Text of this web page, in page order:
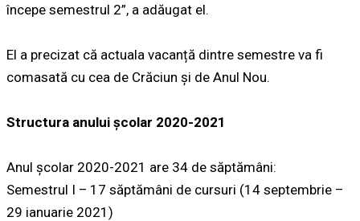
începe semestrul 2”, a adăugat el.
El a precizat că actuala vacanță dintre semestre va fi
comasată cu cea de Crăciun și de Anul Nou.
Structura anului școlar 2020-2021
Anul școlar 2020-2021 are 34 de săptămâni:
Semestrul I – 17 săptămâni de cursuri (14 septembrie –
29 ianuarie 2021)